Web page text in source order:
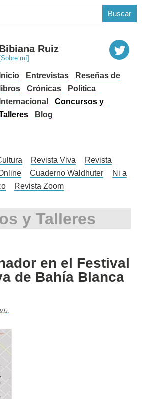
Bibiana Ruiz
[Sobre mí]
Inicio Entrevistas
Reseñas de
libros
Crónicas
Política
Internacional
Concursos y
Blog
Revista Viva
Revista
Cuaderno Waldhuter
Ni a
Revista Zoom
y Talleres
en el Festival
de Bahía Blanca
.